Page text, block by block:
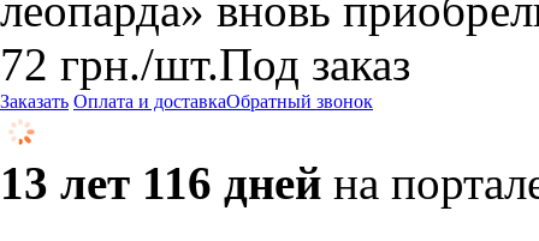
72 грн./шт.Под заказ
Заказать Оплата и доставкаОбратный звонок
13 лет 116 дней на